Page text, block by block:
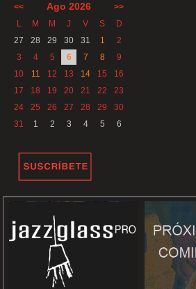
<< Ago 2026
>>
L
M M J V S
D
27
28 29 30 31 1
2
3
4 5 6 7 8
9
10
11 12 13 14 15
16
17
18 19 20 21 22
23
24
25 26 27 28 29
30
31
1 2 3 4 5 6